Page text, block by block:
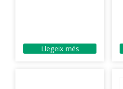
Llegeix més